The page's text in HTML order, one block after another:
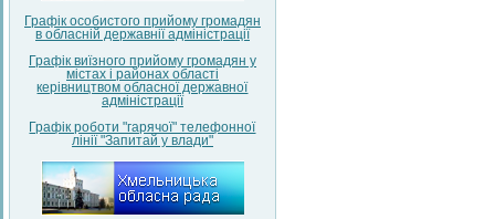
Графік особистого прийому громадян
в обласній державнії адміністрації
Графік виїзного прийому громадян у
містах і районах області
керівництвом обласної державної
адміністрації
Графік роботи "гарячої" телефонної
лінії "Запитай у влади"